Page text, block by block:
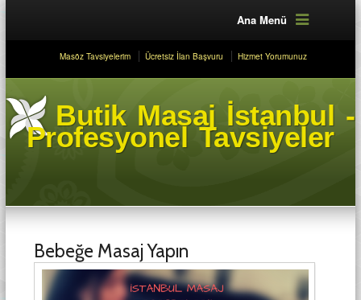
Ana Menü
Masöz Tavsiyelerim Ücretsiz İlan Başvuru Hizmet Yorumunuz
Butik Masaj İstanbul -
Profesyonel Tavsiyeler
Bebeğe Masaj Yapın